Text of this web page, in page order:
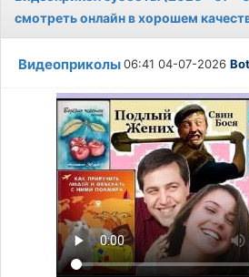
смотреть онлайн в хорошем
Видеоприколы06:41 04-07-2026Bot